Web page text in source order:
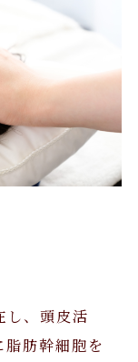
し、頭皮活
肪幹細胞を